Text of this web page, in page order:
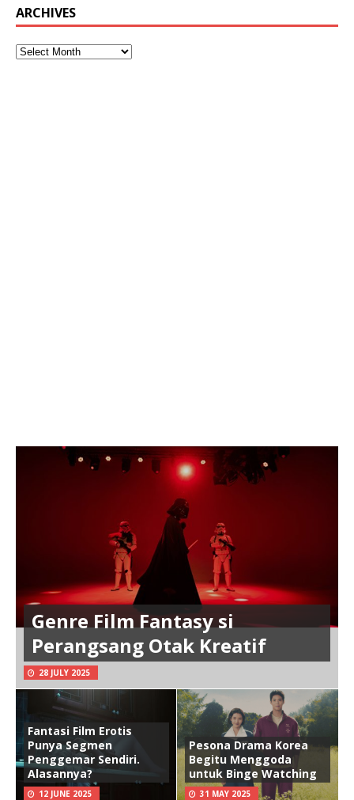
ARCHIVES
Genre Film Fantasy si
Perangsang Otak Kreatif
28 JULY 2025
Fantasi Film Erotis
Punya Segmen
Penggemar Sendiri.
Alasannya?
12 JUNE 2025
Pesona Drama Korea
Begitu Menggoda
untuk Binge Watching
31 MAY 2025